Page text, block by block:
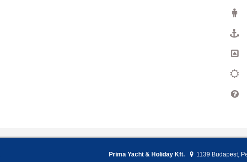
Prima Yacht & Holiday Kft. 1139 Budapest,